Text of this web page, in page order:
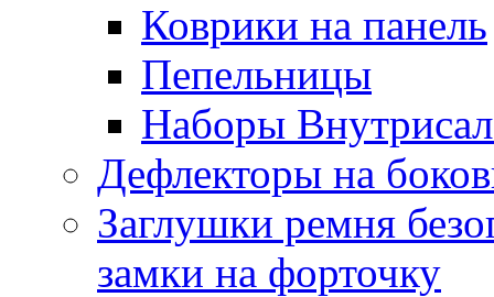
Коврики на панель
Пепельницы
Наборы
Дефлекторы на
Заглушки ремня
замки на форточку